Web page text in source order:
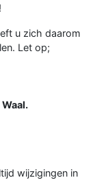
u zich daarom
Let op;
wijzigingen in